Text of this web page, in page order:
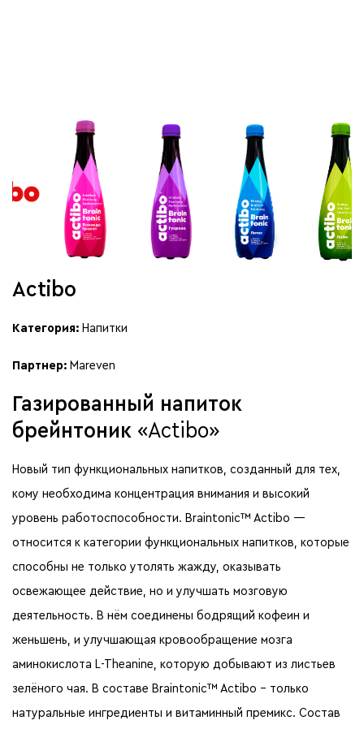
Actibo
Категория: Напитки
Партнер: Mareven
Газированный напиток
брейнтоник «Actibo»
Новый тип функциональных напитков, созданный для тех,
кому необходима концентрация внимания и высокий
уровень работоспособности. Braintonic™ Actibo —
относится к категории функциональных напитков, которые
способны не только утолять жажду, оказывать
освежающее действие, но и улучшать мозговую
деятельность. В нём соединены бодрящий кофеин и
женьшень, и улучшающая кровообращение мозга
аминокислота L-Theanine, которую добывают из листьев
зелёного чая. В составе Braintonic™ Actibo – только
натуральные ингредиенты и витаминный премикс. Состав